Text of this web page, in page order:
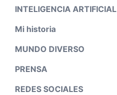
INTELIGENCIA ARTIFICIAL
Mi historia
MUNDO DIVERSO
PRENSA
REDES SOCIALES